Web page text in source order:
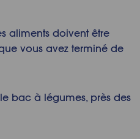
aliments doivent être
vous avez terminé de
bac à légumes, près des